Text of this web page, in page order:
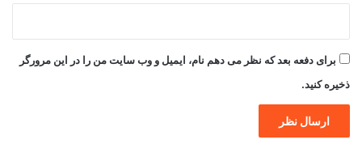
برای دفعه بعد که نظر می دهم نام، ایمیل و وب سایت من را در این مرورگر
ذخیره کنید.